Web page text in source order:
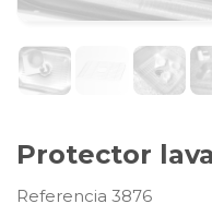
Protector
Referencia 3876